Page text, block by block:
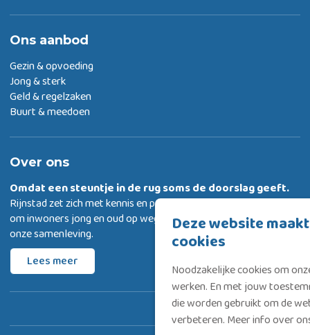
Ons aanbod
Gezin & opvoeding
Jong & sterk
Geld & regelzaken
Buurt & meedoen
Over ons
Omdat een steuntje in de rugsoms de doorslag geeft.
Rijnstad zet zich met kennis en passie in
om inwoners jong en oud op weg te helpen met deelnemen aan
onze samenleving.
Lees meer
Deze website
cookies
Noodzakelijke cookies om
werken. En met jouw
die worden gebruikt om de
verbeteren. Meer info over